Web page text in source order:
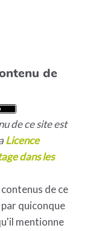
de
de ce site est
Licence
dans les
de ce
quiconque
mentionne